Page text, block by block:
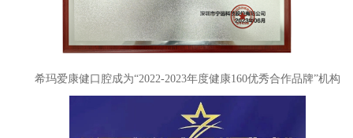
希玛爱康健口腔成为“2022-2023年度健康160优秀合作品牌”机构